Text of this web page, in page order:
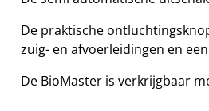
De praktische
zuig- en afvoerleidingen en
De BioMaster is verkrijgbaar